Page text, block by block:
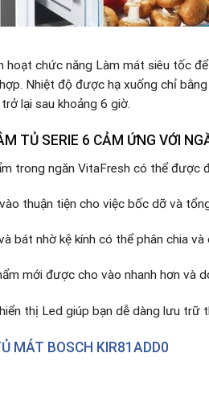
hoạt chức năng Làm mát siêu tốc
Nhiệt độ được hạ xuống chỉ
lại sau khoảng 6 giờ.
TỦ SERIE 6 CẢM ỨNG VỚI
trong ngăn VitaFresh có thể được
thuận tiện cho việc bốc dỡ và
bát nhờ kệ kính có thể phân chia
mới được cho vào nhanh hơn và
thị Led giúp bạn dễ dàng lưu trữ
MÁT BOSCH KIR81ADD0